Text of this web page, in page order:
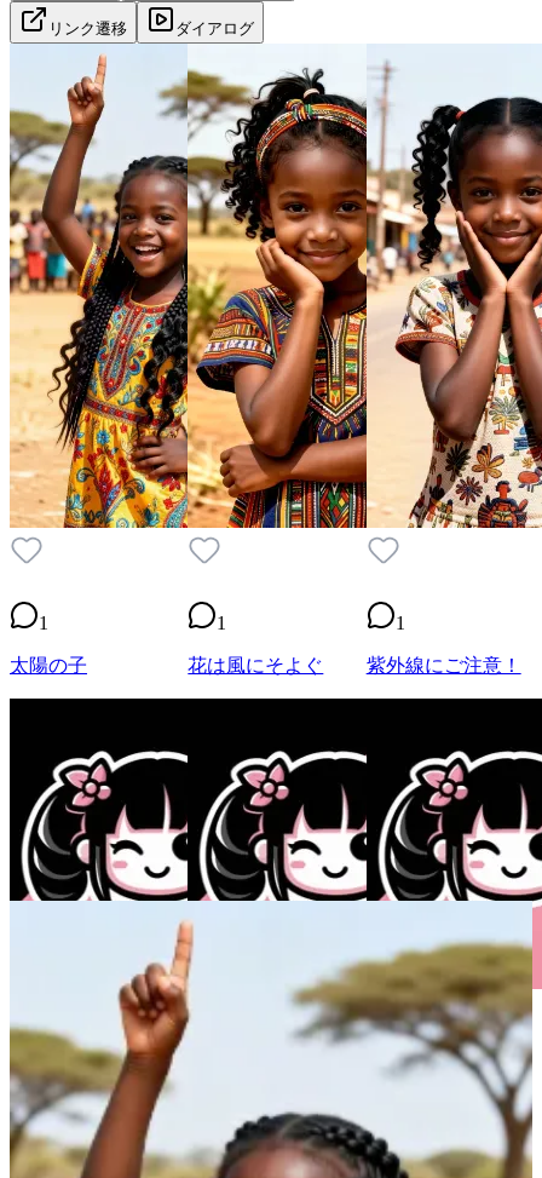
リンク遷移 ダイアログ
1
太陽の子
Atelier Raisin Butter
40
1
花は風にそよぐ
Atelier Raisin Butter
1
紫外線にご注意！
Atelier Raisin Butter
16